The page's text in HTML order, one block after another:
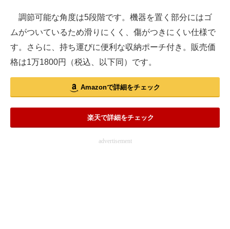
調節可能な角度は5段階です。機器を置く部分にはゴ
ムがついているため滑りにくく、傷がつきにくい仕様で
す。さらに、持ち運びに便利な収納ポーチ付き。販売価
格は1万1800円（税込、以下同）です。
Amazonで詳細をチェック
楽天で詳細をチェック
advertisement